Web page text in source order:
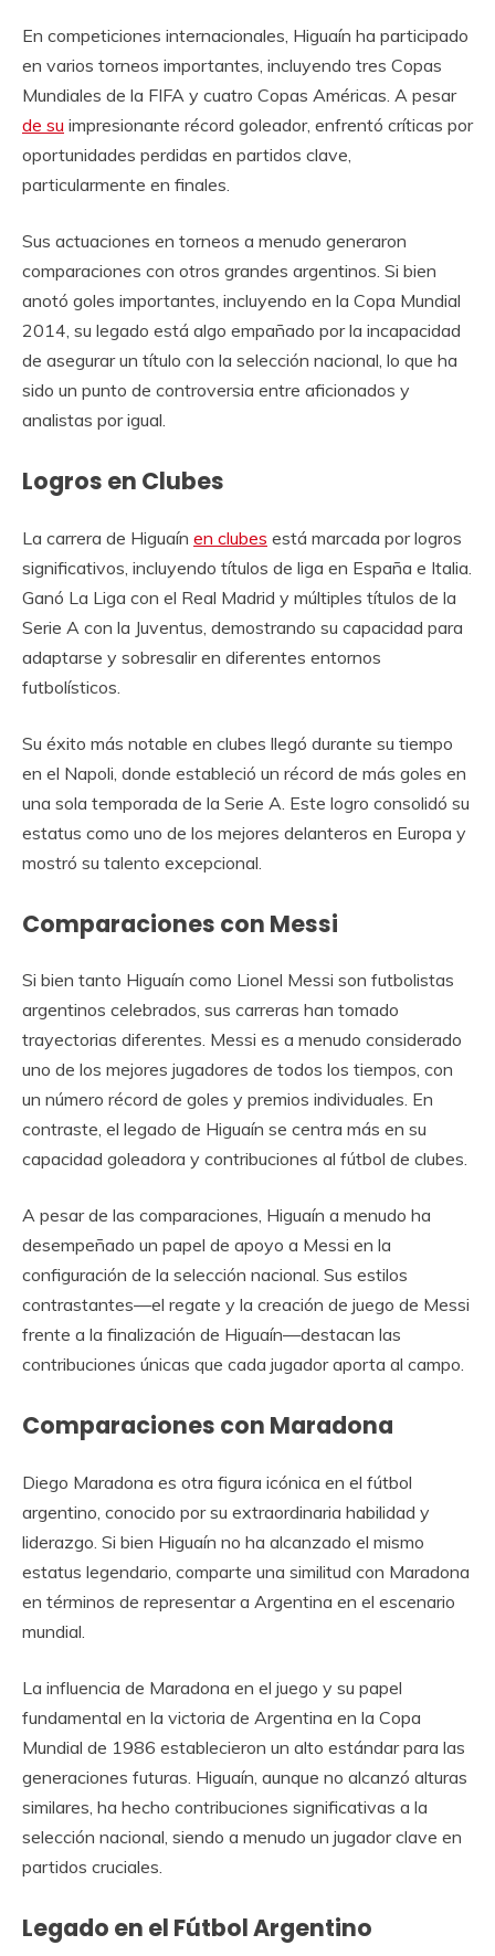
En competiciones internacionales, Higuaín ha participado
en varios torneos importantes, incluyendo tres Copas
Mundiales de la FIFA y cuatro Copas Américas. A pesar
de su impresionante récord goleador, enfrentó críticas por
oportunidades perdidas en partidos clave,
particularmente en finales.
Sus actuaciones en torneos a menudo generaron
comparaciones con otros grandes argentinos. Si bien
anotó goles importantes, incluyendo en la Copa Mundial
2014, su legado está algo empañado por la incapacidad
de asegurar un título con la selección nacional, lo que ha
sido un punto de controversia entre aficionados y
analistas por igual.
Logros en Clubes
La carrera de Higuaín en clubes está marcada por logros
significativos, incluyendo títulos de liga en España e Italia.
Ganó La Liga con el Real Madrid y múltiples títulos de la
Serie A con la Juventus, demostrando su capacidad para
adaptarse y sobresalir en diferentes entornos
futbolísticos.
Su éxito más notable en clubes llegó durante su tiempo
en el Napoli, donde estableció un récord de más goles en
una sola temporada de la Serie A. Este logro consolidó su
estatus como uno de los mejores delanteros en Europa y
mostró su talento excepcional.
Comparaciones con Messi
Si bien tanto Higuaín como Lionel Messi son futbolistas
argentinos celebrados, sus carreras han tomado
trayectorias diferentes. Messi es a menudo considerado
uno de los mejores jugadores de todos los tiempos, con
un número récord de goles y premios individuales. En
contraste, el legado de Higuaín se centra más en su
capacidad goleadora y contribuciones al fútbol de clubes.
A pesar de las comparaciones, Higuaín a menudo ha
desempeñado un papel de apoyo a Messi en la
configuración de la selección nacional. Sus estilos
contrastantes—el regate y la creación de juego de Messi
frente a la finalización de Higuaín—destacan las
contribuciones únicas que cada jugador aporta al campo.
Comparaciones con Maradona
Diego Maradona es otra figura icónica en el fútbol
argentino, conocido por su extraordinaria habilidad y
liderazgo. Si bien Higuaín no ha alcanzado el mismo
estatus legendario, comparte una similitud con Maradona
en términos de representar a Argentina en el escenario
mundial.
La influencia de Maradona en el juego y su papel
fundamental en la victoria de Argentina en la Copa
Mundial de 1986 establecieron un alto estándar para las
generaciones futuras. Higuaín, aunque no alcanzó alturas
similares, ha hecho contribuciones significativas a la
selección nacional, siendo a menudo un jugador clave en
partidos cruciales.
Legado en el Fútbol Argentino